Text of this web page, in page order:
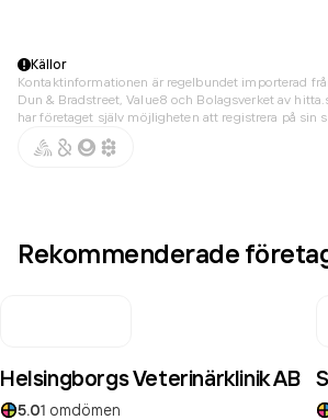
Källor
Kontaktinformationen är regelbundet importerad
Dun & Bradstreet, Value8 och Bolagsverket av
har företaget själv möjligheten att registrera på sin
Rekommenderade
Helsingborgs Veterinärklinik AB
5.01 omdömen